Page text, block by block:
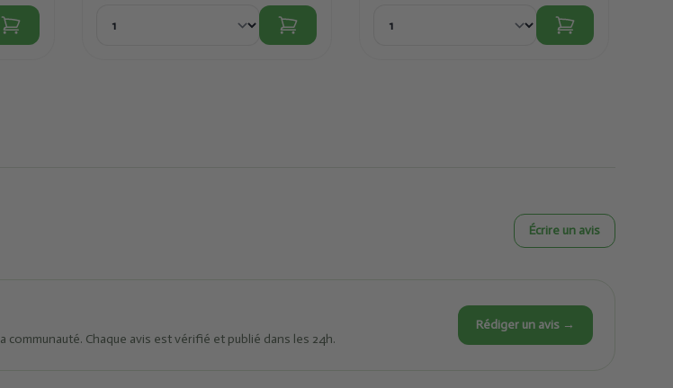
Écrire un avis
Chaque avis est vérifié et publié dans les 24h.
Rédiger un avis →